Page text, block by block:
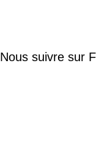
Nous suivre sur